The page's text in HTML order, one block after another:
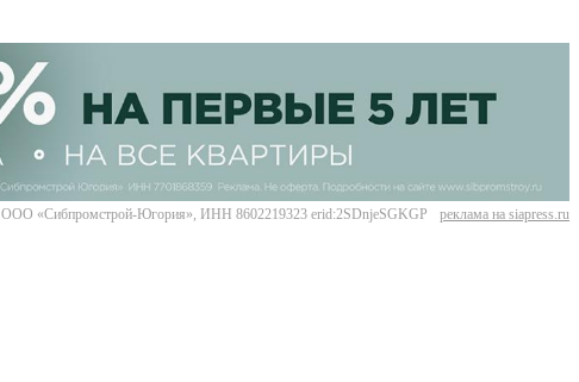
ООО «Сибпромстрой-Югория», ИНН 8602219323 erid:2SDnjeSGKGP реклама на siapress.ru